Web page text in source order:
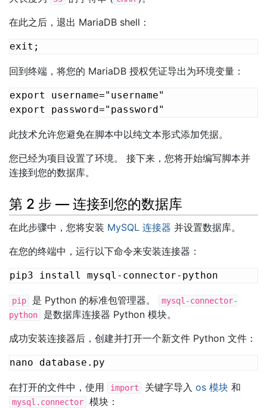
在此之后，退出 MariaDB shell：
回到终端，将您的 MariaDB 授权凭证导出为环境变量：
export username="username"
此技术允许您避免在脚本中以纯文本形式添加凭据。
您已经为项目设置了环境。 接下来，您将开始编写脚本并
连接到您的数据库。
第 2 步 — 连接到您的数据库
在此步骤中，您将安装 MySQL 连接器 并设置数据库。
在您的终端中，运行以下命令来安装连接器：
pip 是 Python 的标准包管理器。
mysql-connector-
python
是数据库连接器 Python 模块。
成功安装连接器后，创建并打开一个新文件 Python 文件：
在打开的文件中，使用 import 关键字导入 os 模块 和
mysql.connector
模块：